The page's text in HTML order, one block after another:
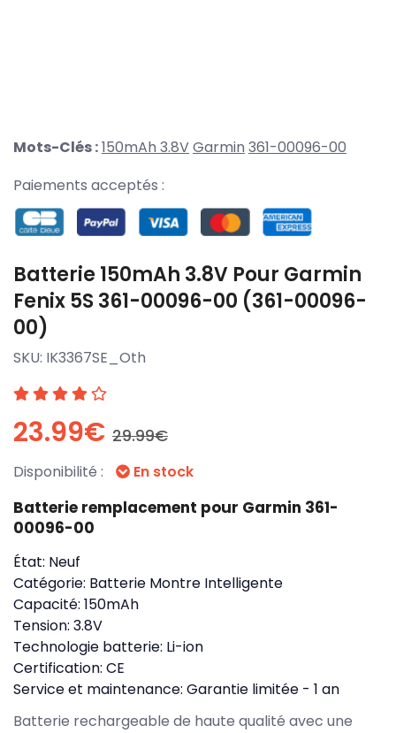
Mots-Clés :150mAh 3.8VGarmin 361-00096-00
Paiements acceptés :
Batterie 150mAh 3.8V Pour Garmin
Fenix 5S 361-00096-00 (361-00096-
00)
SKU: IK3367SE_Oth
23.99€ 29.99€
Disponibilité : En stock
Batterie remplacement pour Garmin 361-
00096-00
État: Neuf
Catégorie: Batterie Montre Intelligente
Capacité: 150mAh
Tension: 3.8V
Technologie batterie: Li-ion
Certification: CE
Service et maintenance: Garantie limitée - 1 an
Batterie rechargeable de haute qualité avec une